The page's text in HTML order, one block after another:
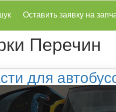
Оставить заявку на
Перечин
для